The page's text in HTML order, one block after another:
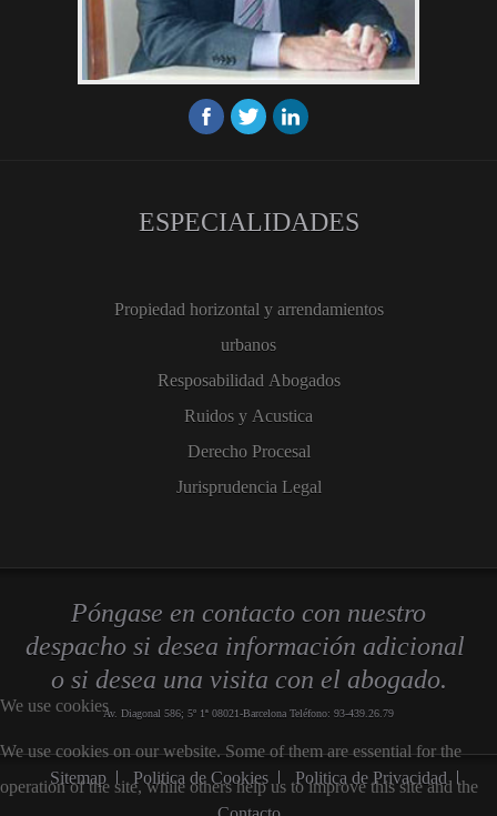
ESPECIALIDADES
Propiedad horizontal y arrendamientos
urbanos
Resposabilidad Abogados
Ruidos y Acustica
Derecho Procesal
Jurisprudencia Legal
Póngase en contacto con nuestro
despacho si desea información adicional
o si desea una visita con el abogado.
Av. Diagonal 586; 5º 1ª 08021-Barcelona Teléfono: 93-439.26.79
Sitemap Politica de Cookies
Politica de Privacidad
We use cookies
We use cookies on our website. Some of them are essential for the
operation of the site, while others help us to improve this site and the